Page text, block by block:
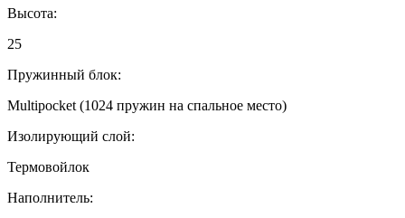
Высота:
25
Пружинный блок:
Multipocket (1024 пружин на спальное место)
Изолирующий слой:
Термовойлок
Наполнитель: